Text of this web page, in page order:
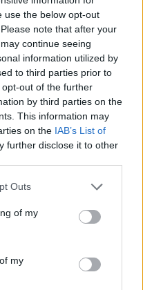
use the below opt-out
note that after your
continue seeing
information utilized by
to third parties prior to
out of the further
by third parties on the
This information may
on the IAB’s List of
further disclose it to other
one or more Google
You may click to
its third-party tags to
in below Google
Outs
of my
my
demuestran que el
por la madre y el
se caracteriza por una
bebés nacidos por
más tiempo en llenar
en el desarrollo de la
enfermedades más
humanidad. Es seis
gripe. El virus puede
de la boca, las
La probabilidad de